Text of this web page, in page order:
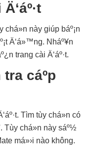
này giúp báº¡n
Ä‘á»™ng. Nháº¥n
trang cài Ä‘áº·t.
cáº­p
Tìm tùy chá»n có
chá»n này sáº½
má»›i nào không.